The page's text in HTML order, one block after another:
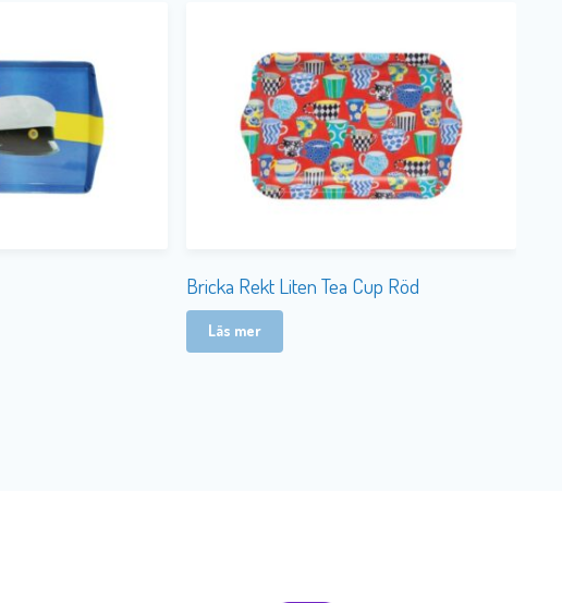
Bricka Rekt Liten Tea Cup Röd
Läs mer